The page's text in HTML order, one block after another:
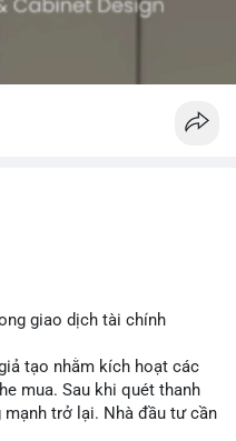
giao dịch tài chính
tạo nhằm kích hoạt các
mua. Sau khi quét thanh
trở lại. Nhà đầu tư cần